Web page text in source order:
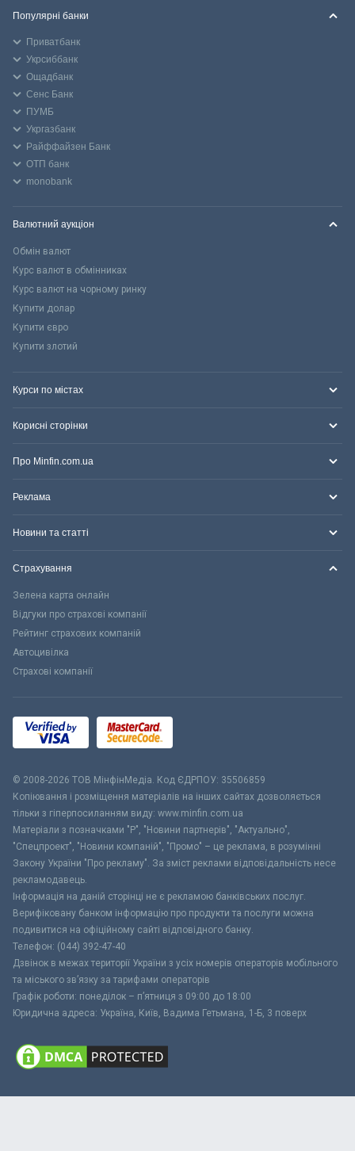
Популярні банки
Приватбанк
Укрсиббанк
Ощадбанк
Сенс Банк
ПУМБ
Укргазбанк
Райффайзен Банк
ОТП банк
monobank
Валютний аукціон
Обмін валют
Курс валют в обмінниках
Курс валют на чорному ринку
Купити долар
Купити євро
Купити злотий
Курси по містах
Корисні сторінки
Про Minfin.com.ua
Реклама
Новини та статті
Страхування
Зелена карта онлайн
Відгуки про страхові компанії
Рейтинг страхових компаній
Автоцивілка
Страхові компанії
© 2008-2026 ТОВ МiнфiнМедiа. Код ЄДРПОУ: 35506859
Копіювання і розміщення матеріалів на інших сайтах дозволяється
тільки з гіперпосиланням виду: www.minfin.com.ua
Матеріали з позначками "Р", "Новини партнерів", "Актуально",
"Спецпроект", "Новини компаній", "Промо" – це реклама, в розумінні
Закону України "Про рекламу". За зміст реклами відповідальність несе
рекламодавець.
Інформація на даній сторінці не є рекламою банківських послуг.
Верифіковану банком інформацію про продукти та послуги можна
подивитися на офіційному сайті відповідного банку.
Телефон: (044) 392-47-40
Дзвінок в межах території України з усіх номерів операторів мобільного
та міського зв’язку за тарифами операторів
Графік роботи: понеділок – п’ятниця з 09:00 до 18:00
Юридична адреса: Україна, Київ, Вадима Гетьмана, 1-Б, 3 поверх